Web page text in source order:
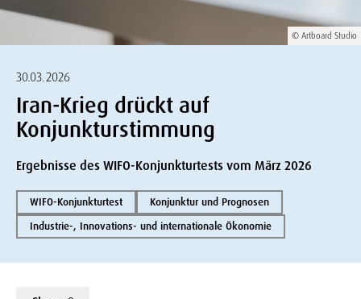
© Artboard Studio
30.03.2026
Iran-Krieg drückt auf
Konjunkturstimmung
Ergebnisse des WIFO-Konjunkturtests vom März 2026
WIFO-Konjunkturtest
Konjunktur und Prognosen
Industrie-, Innovations- und internationale Ökonomie